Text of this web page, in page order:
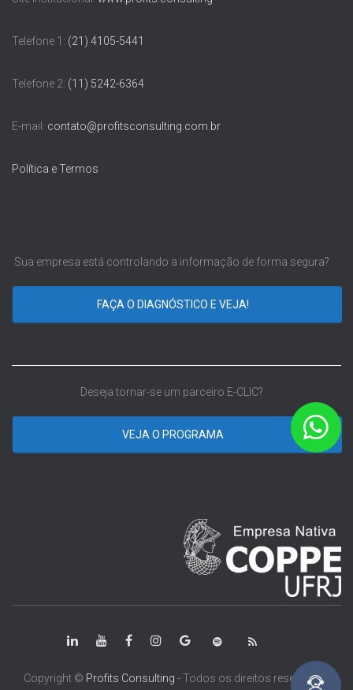
Telefone 1: (21) 4105-5441
Telefone 2: (11) 5242-6364
E-mail: contato@profitsconsulting.com.br
Política e Termos
Sua empresa está controlando a informação de forma segura?
FAÇA O DIAGNÓSTICO E VEJA!
Deseja tornar-se um parceiro E-CLIC?
VEJA O PROGRAMA
Copyright © Profits Consulting - Todos os direitos reservados